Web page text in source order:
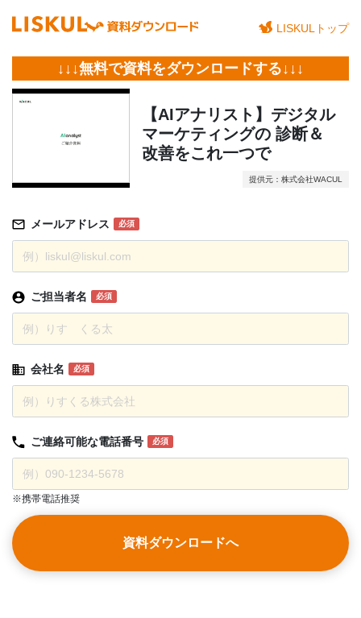
LISKULトップ
↓↓↓無料で資料をダウンロードする↓↓↓
【AIアナリスト】デジタル
マーケティングの 診断＆
改善をこれ一つで
提供元：株式会社WACUL
メールアドレス 必須
ご担当者名 必須
会社名 必須
ご連絡可能な電話番号 必須
※携帯電話推奨
資料ダウンロードへ